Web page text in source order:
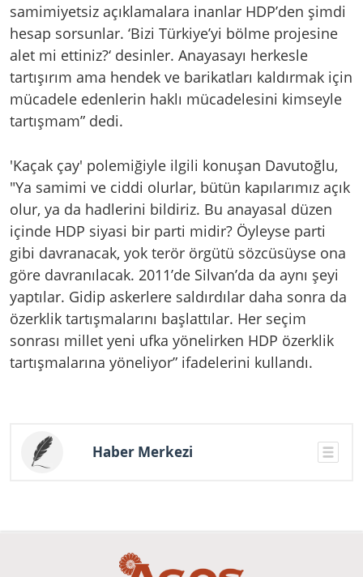
samimiyetsiz açıklamalara inanlar HDP’den şimdi
hesap sorsunlar. ‘Bizi Türkiye’yi bölme projesine
alet mi ettiniz?‘ desinler. Anayasayı herkesle
tartışırım ama hendek ve barikatları kaldırmak için
mücadele edenlerin haklı mücadelesini kimseyle
tartışmam” dedi.
'Kaçak çay' polemiğiyle ilgili konuşan Davutoğlu,
"Ya samimi ve ciddi olurlar, bütün kapılarımız açık
olur, ya da hadlerini bildiriz. Bu anayasal düzen
içinde HDP siyasi bir parti midir? Öyleyse parti
gibi davranacak, yok terör örgütü sözcüsüyse ona
göre davranılacak. 2011’de Silvan’da da aynı şeyi
yaptılar. Gidip askerlere saldırdılar daha sonra da
özerklik tartışmalarını başlattılar. Her seçim
sonrası millet yeni ufka yönelirken HDP özerklik
tartışmalarına yöneliyor” ifadelerini kullandı.
Haber Merkezi